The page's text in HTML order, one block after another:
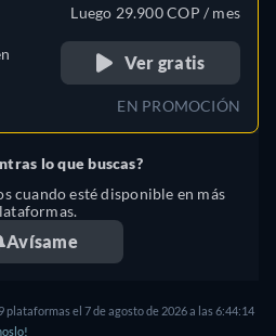
Luego 29.900 COP / mes
Ver gratis
EN PROMOCIÓN
lo que buscas?
cuando esté disponible en más
Avísame
plataformas el 7 de agosto de 2026 a las 6:44:14